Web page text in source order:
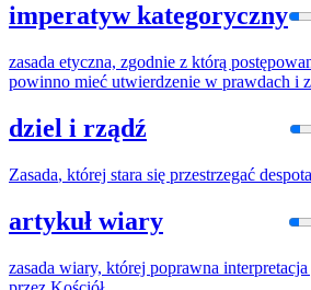
imperatyw kategoryczny
zasada etyczna, zgodnie z którą
powinno mieć utwierdzenie w prawdach i
dziel i rządź
Zasada, której stara się przestrzegać despota
artykuł wiary
zasada wiary, której poprawna interpretacja